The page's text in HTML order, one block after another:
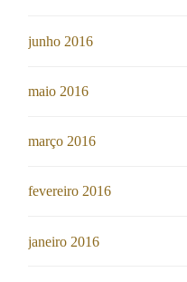
junho 2016
maio 2016
março 2016
fevereiro 2016
janeiro 2016